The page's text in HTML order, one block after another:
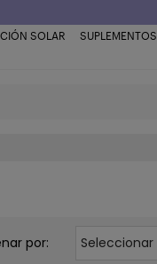
SOLAR
SUPLEMENTOS
por: Seleccionar